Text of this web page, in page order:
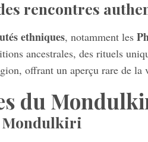
rencontres
ethniques, notamment les
ancestrales, des rituels
offrant un aperçu rare de
du
Mondulkiri